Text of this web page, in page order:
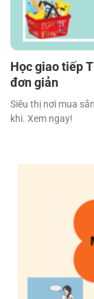
Học giao tiếp
đơn giản
Siêu thị nơi mua
khi. Xem ngay!